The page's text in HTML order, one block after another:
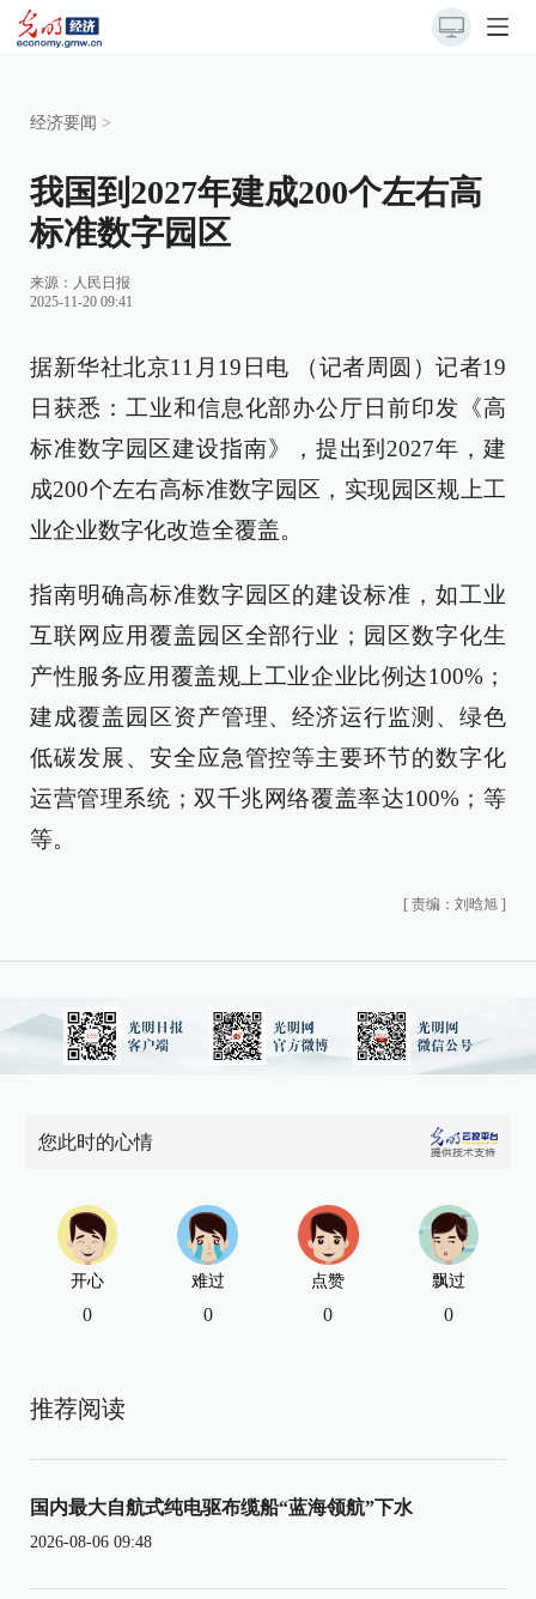
经济要闻 >
我国到2027年建成200个左右高
标准数字园区
来源： 人民日报
2025-11-20 09:41
据新华社北京11月19日电 （记者周圆）记者19
日获悉：工业和信息化部办公厅日前印发《高
标准数字园区建设指南》，提出到2027年，建
成200个左右高标准数字园区，实现园区规上工
业企业数字化改造全覆盖。
指南明确高标准数字园区的建设标准，如工业
互联网应用覆盖园区全部行业；园区数字化生
产性服务应用覆盖规上工业企业比例达100%；
建成覆盖园区资产管理、经济运行监测、绿色
低碳发展、安全应急管控等主要环节的数字化
运营管理系统；双千兆网络覆盖率达100%；等
等。
[ 责编：刘晗旭 ]
您此时的心情
开心
0
难过
0
点赞
0
飘过
0
推荐阅读
国内最大自航式纯电驱布缆船“蓝海领航”下水
2026-08-06 09:48